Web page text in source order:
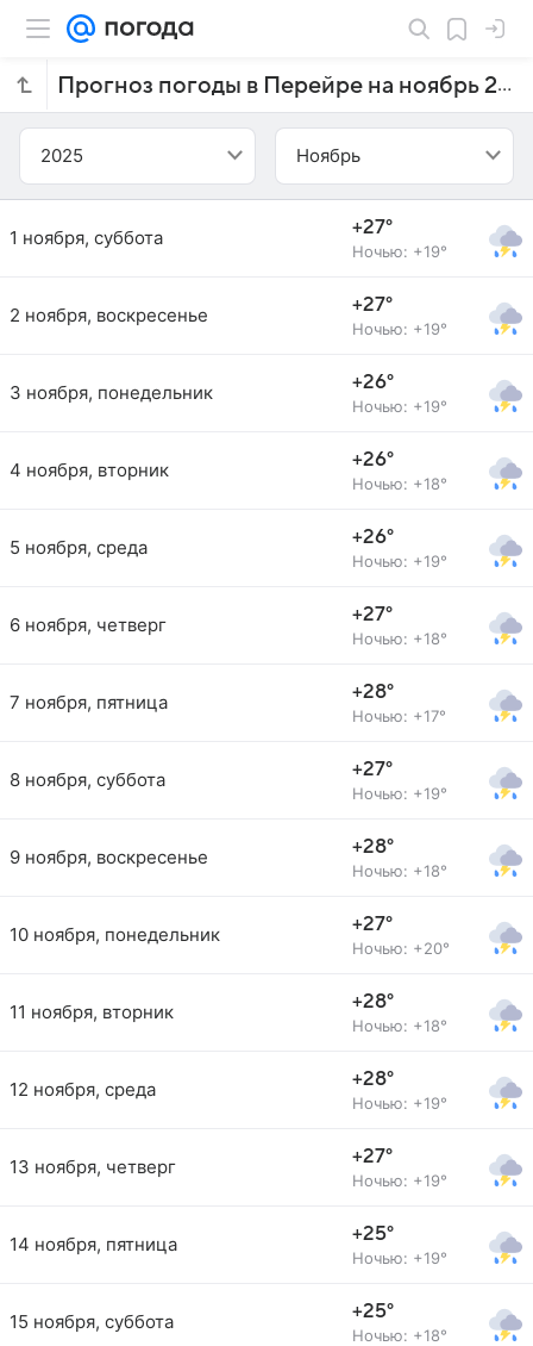
Прогноз погоды в Перейре на ноябрь 2025 года
2025 Ноябрь
1 ноября, суббота +27°
Ночью: +19°
2 ноября, воскресенье +27°
Ночью: +19°
3 ноября, понедельник +26°
Ночью: +19°
4 ноября, вторник +26°
Ночью: +18°
5 ноября, среда +26°
Ночью: +19°
6 ноября, четверг +27°
Ночью: +18°
7 ноября, пятница +28°
Ночью: +17°
8 ноября, суббота +27°
Ночью: +19°
9 ноября, воскресенье +28°
Ночью: +18°
10 ноября, понедельник +27°
Ночью: +20°
11 ноября, вторник +28°
Ночью: +18°
12 ноября, среда +28°
Ночью: +19°
13 ноября, четверг +27°
Ночью: +19°
14 ноября, пятница +25°
Ночью: +19°
15 ноября, суббота +25°
Ночью: +18°